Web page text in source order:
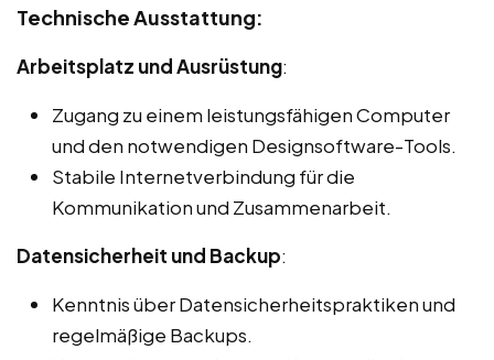
Technische Ausstattung:
Arbeitsplatz und Ausrüstung:
Zugang zu einem leistungsfähigen Computer
und den notwendigen Designsoftware-Tools.
Stabile Internetverbindung für die
Kommunikation und Zusammenarbeit.
Datensicherheit und Backup:
Kenntnis über Datensicherheitspraktiken und
regelmäßige Backups.